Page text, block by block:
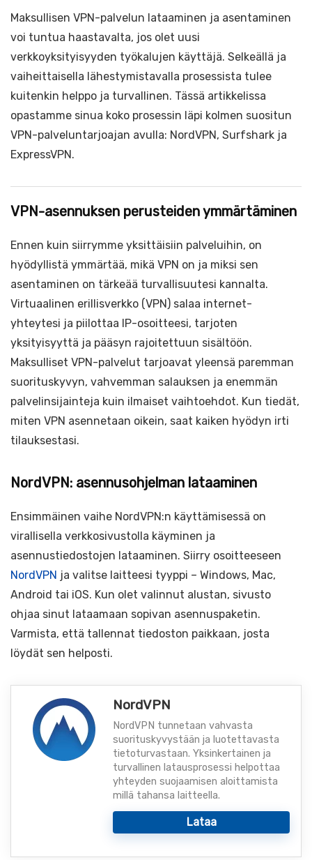
Maksullisen VPN-palvelun lataaminen ja asentaminen
voi tuntua haastavalta, jos olet uusi
verkkoyksityisyyden työkalujen käyttäjä. Selkeällä ja
vaiheittaisella lähestymistavalla prosessista tulee
kuitenkin helppo ja turvallinen. Tässä artikkelissa
opastamme sinua koko prosessin läpi kolmen suositun
VPN-palveluntarjoajan avulla: NordVPN, Surfshark ja
ExpressVPN.
VPN-asennuksen perusteiden ymmärtäminen
Ennen kuin siirrymme yksittäisiin palveluihin, on
hyödyllistä ymmärtää, mikä VPN on ja miksi sen
asentaminen on tärkeää turvallisuutesi kannalta.
Virtuaalinen erillisverkko (VPN) salaa internet-
yhteytesi ja piilottaa IP-osoitteesi, tarjoten
yksityisyyttä ja pääsyn rajoitettuun sisältöön.
Maksulliset VPN-palvelut tarjoavat yleensä paremman
suorituskyvyn, vahvemman salauksen ja enemmän
palvelinsijainteja kuin ilmaiset vaihtoehdot. Kun tiedät,
miten VPN asennetaan oikein, saat kaiken hyödyn irti
tilauksestasi.
NordVPN: asennusohjelman lataaminen
Ensimmäinen vaihe NordVPN:n käyttämisessä on
virallisella verkkosivustolla käyminen ja
asennustiedostojen lataaminen. Siirry osoitteeseen
NordVPN ja valitse laitteesi tyyppi – Windows, Mac,
Android tai iOS. Kun olet valinnut alustan, sivusto
ohjaa sinut lataamaan sopivan asennuspaketin.
Varmista, että tallennat tiedoston paikkaan, josta
löydät sen helposti.
NordVPN
NordVPN tunnetaan vahvasta
suorituskyvystään ja luotettavasta
tietoturvastaan. Yksinkertainen ja
turvallinen latausprosessi helpottaa
yhteyden suojaamisen aloittamista
millä tahansa laitteella.
Lataa